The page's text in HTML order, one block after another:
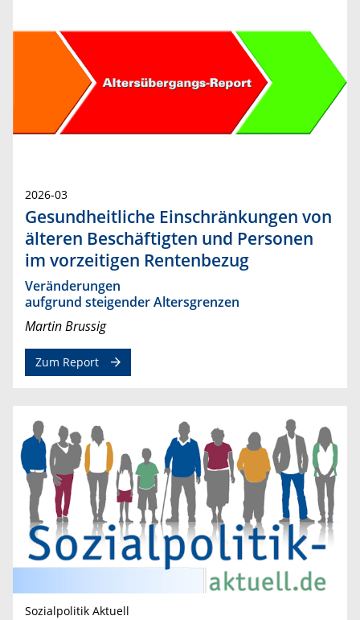
2026-03
Gesundheitliche Einschränkungen von
älteren Beschäftigten und Personen
im vorzeitigen Rentenbezug
Veränderungen
aufgrund steigender Altersgrenzen
Martin Brussig
Zum Report
Sozialpolitik Aktuell